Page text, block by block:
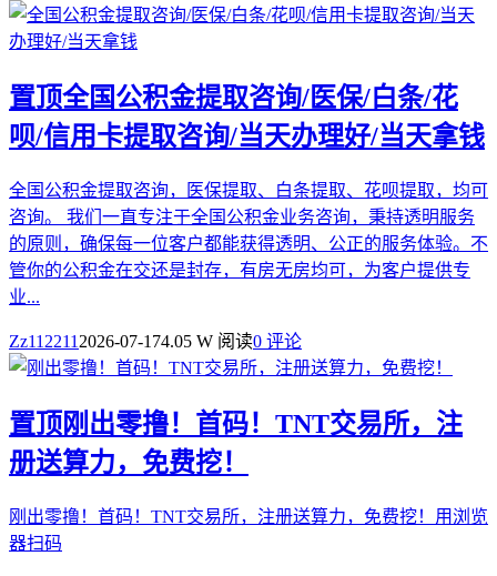
置顶全国公积金提取咨询/医保/白条/花
呗/信用卡提取咨询/当天办理好/当天拿钱
全国公积金提取咨询，医保提取、白条提取、花呗提取，均可
咨询。 我们一直专注于全国公积金业务咨询，秉持透明服务
的原则，确保每一位客户都能获得透明、公正的服务体验。不
管你的公积金在交还是封存，有房无房均可，为客户提供专
业...
Zz112211 2026-07-174.05 W 阅读0 评论
置顶刚出零撸！首码！TNT交易所，注
册送算力，免费挖！
刚出零撸！首码！TNT交易所，注册送算力，免费挖！用浏览
器扫码